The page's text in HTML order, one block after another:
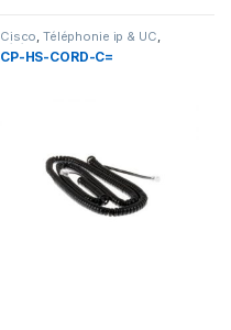
Cisco,Téléphonie ip & UC,
Téléphonie IP et Accessoires
Cisco
CP-HS-CORD-C=